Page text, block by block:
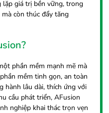
giá trị bền vững, trong
còn thúc đẩy tăng
phần mềm mạnh mẽ mà
mềm tinh gọn, an toàn
hành lâu dài, thích ứng với
cầu phát triển, AFusion
nghiệp khai thác trọn vẹn